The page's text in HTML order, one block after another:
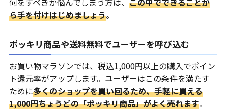
ら手を付けはじめましょう。
ポッキリ商品や送料無料でユーザーを呼び込む
お買い物マラソンでは、税込1,000円以上の購入でポイン
ト還元率がアップします。ユーザーはこの条件を満たす
ために多くのショップを買い回るため、手軽に買える
1,000円ちょうどの「ポッキリ商品」がよく売れます。